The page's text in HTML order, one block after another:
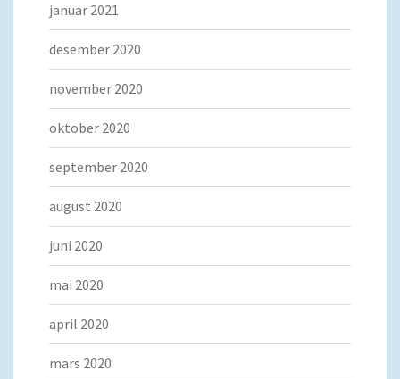
januar 2021
desember 2020
november 2020
oktober 2020
september 2020
august 2020
juni 2020
mai 2020
april 2020
mars 2020